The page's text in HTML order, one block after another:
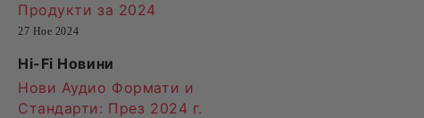
Продукти за 2024
27 Ное 2024
Hi-Fi Новини
Нови Аудио Формати и
Стандарти: През 2024 г.